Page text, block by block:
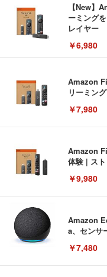
【New】
ーミング
レイヤー
￥6,980
Amazon
リーミン
￥7,980
Amazon
体験 | ス
￥9,980
Amazon
a、センサ
￥7,480